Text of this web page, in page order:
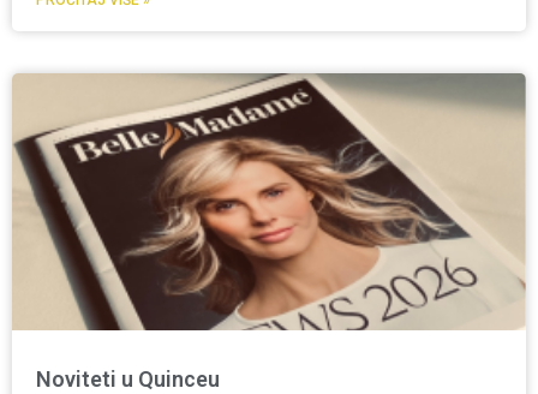
Noviteti u Quinceu